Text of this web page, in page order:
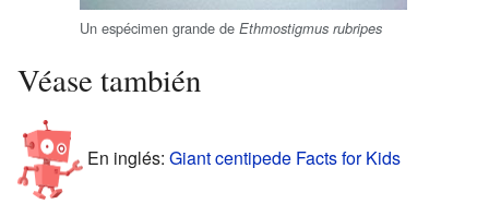
Un espécimen grande de Ethmostigmus rubripes
Véase también
En inglés: Giant centipede Facts for Kids